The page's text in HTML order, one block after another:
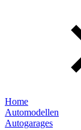
Home
Automodellen
Autogarages